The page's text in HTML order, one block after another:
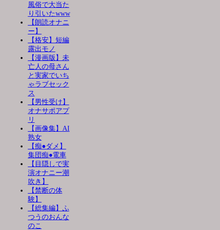
風俗で大当た
り引いたwww
【朗読オナニ
ー】
【格安】短編
露出モノ
【漫画版】未
亡人の母さん
と実家でいち
ゃラブセック
ス
【男性受け】
オナサポアプ
リ
【画像集】AI
熟女
【痴●ダメ】
集団痴●電車
【目隠しで実
演オナニー潮
吹き】
【禁断の体
験】
【総集編】ふ
つうのおんな
のこ